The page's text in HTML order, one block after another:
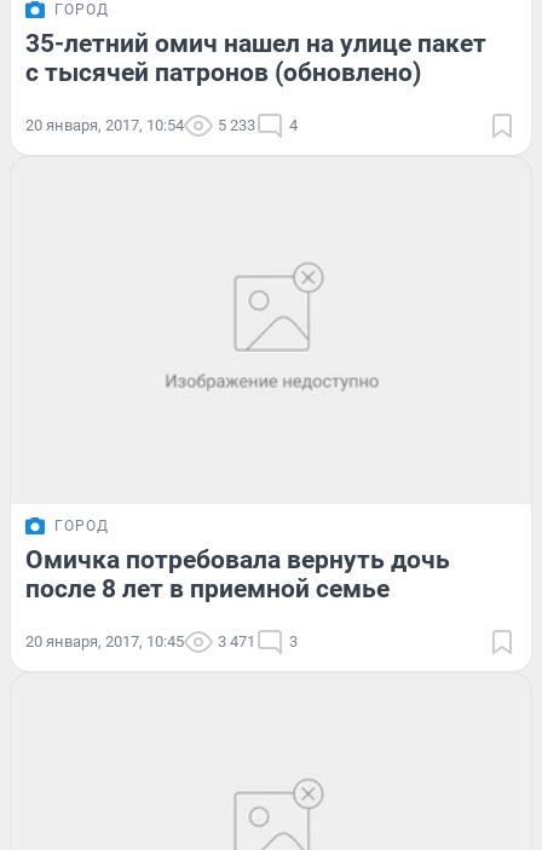
ГОРОД
35-летний омич нашел на улице пакет
с тысячей патронов (обновлено)
20 января, 2017, 10:54 5 233 4
ГОРОД
Омичка потребовала вернуть дочь
после 8 лет в приемной семье
20 января, 2017, 10:45 3 471 3